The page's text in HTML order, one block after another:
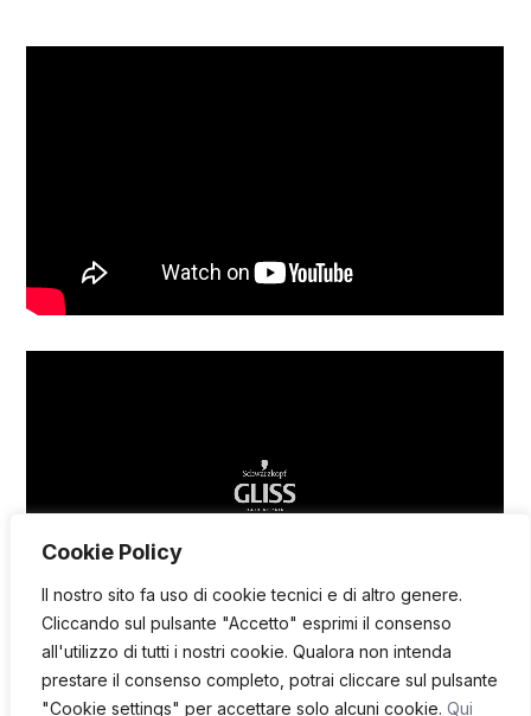
Cookie Policy
Il nostro sito fa uso di cookie tecnici e di altro genere.
Cliccando sul pulsante "Accetto" esprimi il consenso
all'utilizzo di tutti i nostri cookie. Qualora non intenda
prestare il consenso completo, potrai cliccare sul pulsante
"Cookie settings" per accettare solo alcuni cookie. Qui
MOSTRA DI PIÙ